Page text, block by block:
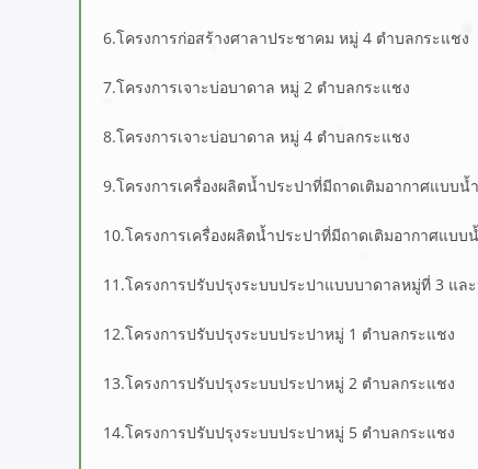
6.โครงการก่อสร้างศาลาประชาคม หมู่ 4 ตำบลกระแชง
7.โครงการเจาะบ่อบาดาล หมู่ 2 ตำบลกระแชง
8.โครงการเจาะบ่อบาดาล หมู่ 4 ตำบลกระแชง
9.โครงการเครื่องผลิตน้ำประปาที่มีถาดเติมอากาศแบ
10.โครงการเครื่องผลิตน้ำประปาที่มีถาดเติมอากาศแ
11.โครงการปรับปรุงระบบประปาแบบบาดาลหมู่ที่ 3 แล
12.โครงการปรับปรุงระบบประปาหมู่ 1 ตำบลกระแชง
13.โครงการปรับปรุงระบบประปาหมู่ 2 ตำบลกระแชง
14.โครงการปรับปรุงระบบประปาหมู่ 5 ตำบลกระแชง